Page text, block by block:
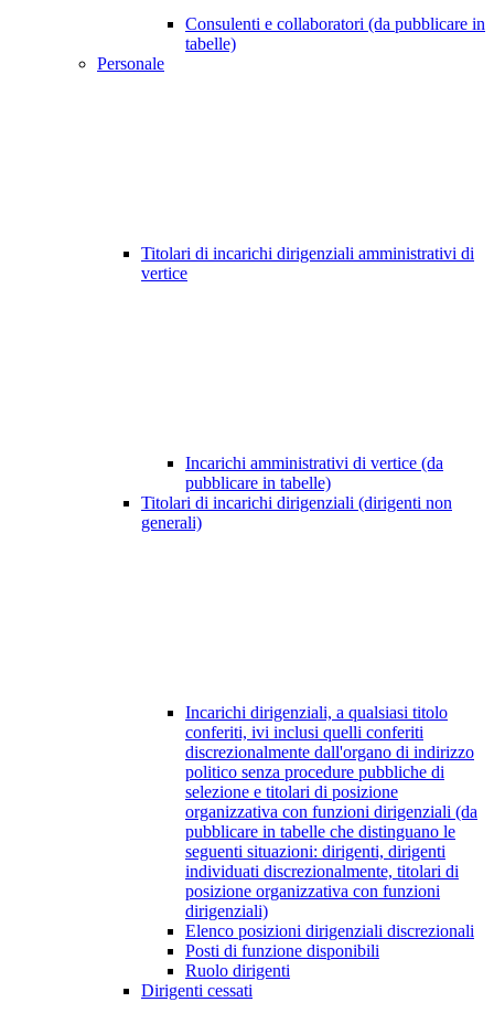
Consulenti e collaboratori (da pubblicare in
tabelle)
Personale
Titolari di incarichi dirigenziali amministrativi di
vertice
Incarichi amministrativi di vertice (da
pubblicare in tabelle)
Titolari di incarichi dirigenziali (dirigenti non
generali)
Incarichi dirigenziali, a qualsiasi titolo
conferiti, ivi inclusi quelli conferiti
discrezionalmente dall'organo di indirizzo
politico senza procedure pubbliche di
selezione e titolari di posizione
organizzativa con funzioni dirigenziali (da
pubblicare in tabelle che distinguano le
seguenti situazioni: dirigenti, dirigenti
individuati discrezionalmente, titolari di
posizione organizzativa con funzioni
dirigenziali)
Elenco posizioni dirigenziali discrezionali
Posti di funzione disponibili
Ruolo dirigenti
Dirigenti cessati